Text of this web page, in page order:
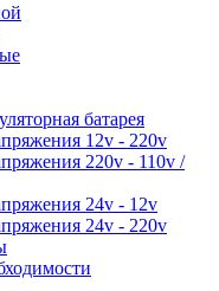
батарея
12v - 220v
220v - 110v /
24v - 12v
24v - 220v